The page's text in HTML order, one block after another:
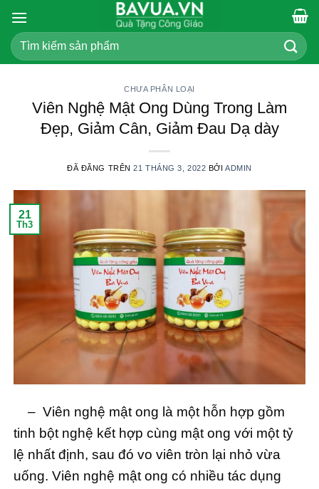
đến
nội
dung
Tìm
kiếm:
CHƯA PHÂN LOẠI
Viên Nghệ Mật Ong Dùng Trong Làm
Đẹp, Giảm Cân, Giảm Đau Dạ dày
ĐÃ ĐĂNG TRÊN21 THÁNG 3, 2022 BỞIADMIN
21
Th3
– Viên nghệ mật ong là một hỗn hợp gồm
tinh bột nghệ kết hợp cùng mật ong với một tỷ
lệ nhất định, sau đó vo viên tròn lại nhỏ vừa
uống. Viên nghệ mật ong có nhiều tác dụng